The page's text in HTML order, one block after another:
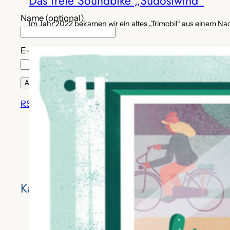
Im Jahr 2022 bekamen wir ein altes „Trimobil“ aus einem
Name (optional)
E-Mail*
RSS-Feed
adfc_tk auf Instagram
Kategorien
Erholung(13)